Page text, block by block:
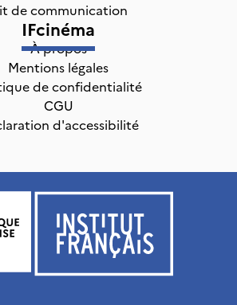
de communication
IFcinéma
À propos
Mentions légales
de confidentialité
CGU
d'accessibilité